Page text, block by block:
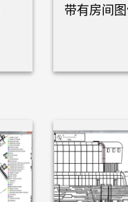
带有房间